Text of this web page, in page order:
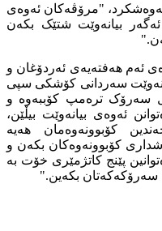
"مرۆڤەکان ئەوەی
ئەگەر بیانەوێت شتێک بکەن
ئەم هەفتەیەی ئەردۆغان و
سەردانی کۆشکی سپی
سەرۆک ترەمپ کۆببەوە و
ئەوەی بیانەوێت بیڵێن،
کۆبوونەوەمان هەیە
کۆبوونەوەکان بکەن و
پێنج کاتژمێری خۆت بە
سەرۆکەکەتان بکەین."